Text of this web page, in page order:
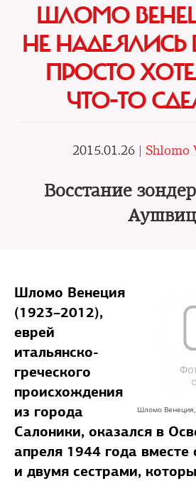
ШЛОМО
НЕ
ПРОСТО
ЧТО-ТО
2015.01.26 | Shlomo
Восстание
Шломо Венеция,
Шломо Венеция
(1923–2012),
еврей
итальянско-
греческого
происхождения
из города
Салоники, оказался в
апреля 1944 года вместе
и двумя сестрами,